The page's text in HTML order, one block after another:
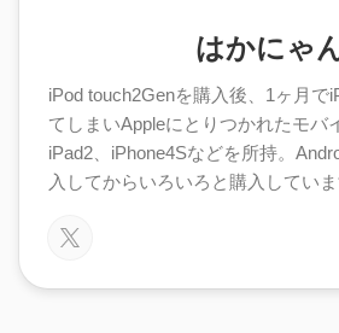
はかにゃ
iPod touch2Genを購入後、1ヶ月で
てしまいAppleにとりつかれたモバ
iPad2、iPhone4Sなどを所持。
入してからいろいろと購入していま